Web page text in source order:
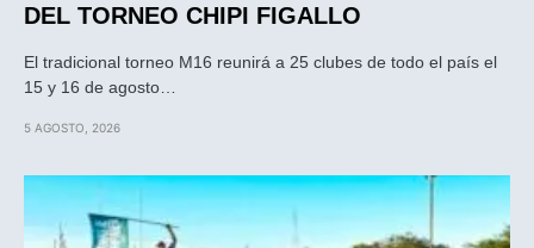
DEL TORNEO CHIPI FIGALLO
El tradicional torneo M16 reunirá a 25 clubes de todo el país el
15 y 16 de agosto…
5 AGOSTO, 2026